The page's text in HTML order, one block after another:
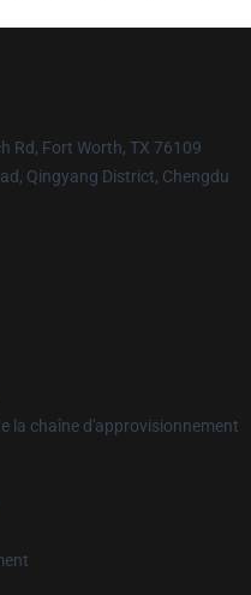
Rd, Fort Worth, TX 76109
Qingyang District, Chengdu
la chaîne d'approvisionnement